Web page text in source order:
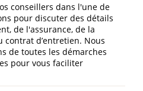
conseillers dans l'une de
pour discuter des détails
de l'assurance, de la
contrat d’entretien. Nous
de toutes les démarches
pour vous faciliter